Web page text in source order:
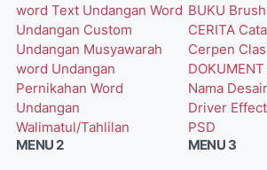
word Text Undangan Word
Undangan Custom
Undangan Musyawarah
word Undangan
Pernikahan Word
Undangan
Walimatul/Tahlilan
BUKU
CERITA
Cerpen
DOKUMENT
Nama
Driver
PSD
MENU 2
MENU 3